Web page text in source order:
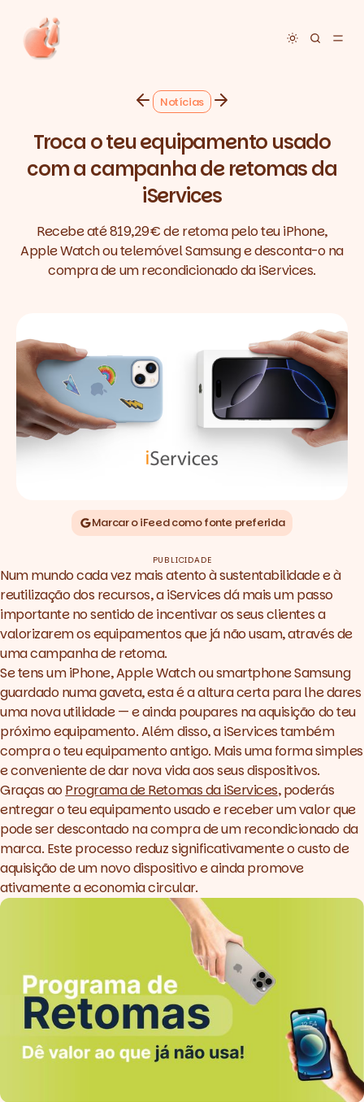
Toggle
Notícias
Troca o teu equipamento usado
com a campanha de retomas da
iServices
Recebe até 819,29 € de retoma pelo teu iPhone,
Apple Watch ou telemóvel Samsung e desconta-o na
compra de um recondicionado da iServices.
Marcar o iFeed como fonte preferida
PUBLICIDADE
Num mundo cada vez mais atento à sustentabilidade e à
reutilização dos recursos, a iServices dá mais um passo
importante no sentido de incentivar os seus clientes a
valorizarem os equipamentos que já não usam, através de
uma campanha de retoma.
Se tens um iPhone, Apple Watch ou smartphone Samsung
guardado numa gaveta, esta é a altura certa para lhe dares
uma nova utilidade — e ainda poupares na aquisição do teu
próximo equipamento. Além disso, a iServices também
compra o teu equipamento antigo. Mais uma forma simples
e conveniente de dar nova vida aos seus dispositivos.
Graças aoPrograma de Retomas da iServices, poderás
entregar o teu equipamento usado e receber um valor que
pode ser descontado na compra de um recondicionado da
marca. Este processo reduz significativamente o custo de
aquisição de um novo dispositivo e ainda promove
ativamente a economia circular.